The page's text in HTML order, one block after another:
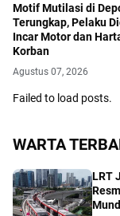
Motif Mutilasi di
Terungkap, Pelaku
Incar Motor dan
Korban
Agustus 07, 2026
Failed to load posts.
WARTA
LRT